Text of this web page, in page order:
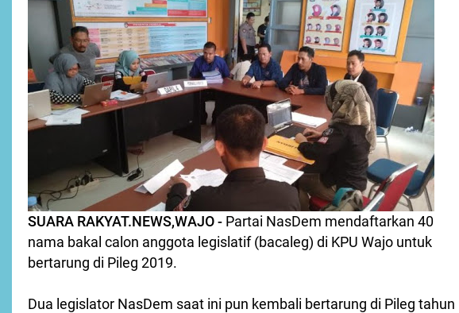
SUARA RAKYAT.NEWS,WAJO - Partai NasDem mendaftarkan 40
nama bakal calon anggota legislatif (bacaleg) di KPU Wajo untuk
bertarung di Pileg 2019.
Dua legislator NasDem saat ini pun kembali bertarung di Pileg tahun